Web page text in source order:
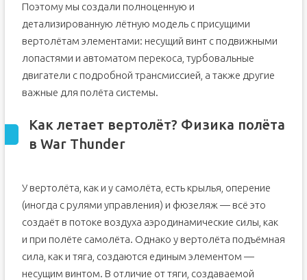
Поэтому мы создали полноценную и
детализированную лётную модель с присущими
вертолётам элементами: несущий винт с подвижными
лопастями и автоматом перекоса, турбовальные
двигатели с подробной трансмиссией, а также другие
важные для полёта системы.
Как летает вертолёт? Физика полёта
в War Thunder
У вертолёта, как и у самолёта, есть крылья, оперение
(иногда с рулями управления) и фюзеляж — всё это
создаёт в потоке воздуха аэродинамические силы, как
и при полёте самолёта. Однако у вертолёта подъёмная
сила, как и тяга, создаются единым элементом —
несущим винтом. В отличие от тяги, создаваемой